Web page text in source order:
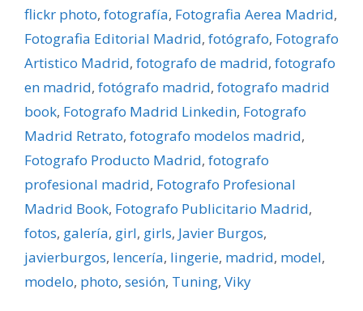
flickr photo, fotografí­a, Fotografia Aerea Madrid,
Fotografia Editorial Madrid, fotógrafo, Fotografo
Artistico Madrid, fotografo de madrid, fotografo
en madrid, fotógrafo madrid, fotografo madrid
book, Fotografo Madrid Linkedin, Fotografo
Madrid Retrato, fotografo modelos madrid,
Fotografo Producto Madrid, fotografo
profesional madrid, Fotografo Profesional
Madrid Book, Fotografo Publicitario Madrid,
fotos, galerí­a, girl, girls, Javier Burgos,
javierburgos, lencerí­a, lingerie, madrid, model,
modelo, photo, sesión, Tuning, Viky